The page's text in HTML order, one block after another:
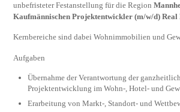
unbefristeter Festanstellung für die Region
Kaufmännischen Projektentwickler (m/w/d) Real
Kernbereiche sind dabei Wohnimmobilien und
Aufgaben
Übernahme der Verantwortung der
Projektentwicklung im Wohn-, Hotel- und
Erarbeitung von Markt-, Standort- und